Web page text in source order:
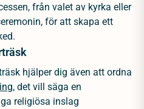
från valet av kyrka eller
för att skapa ett
hjälper dig även att ordna
, det vill säga en
religiösa inslag